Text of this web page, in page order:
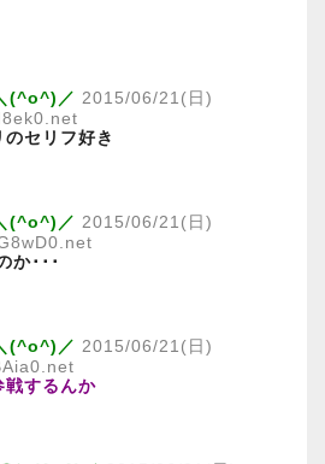
(^o^)／ 2015/06/21(日)
セリフ好き
(^o^)／ 2015/06/21(日)
か･･･
(^o^)／ 2015/06/21(日)
戦するんか